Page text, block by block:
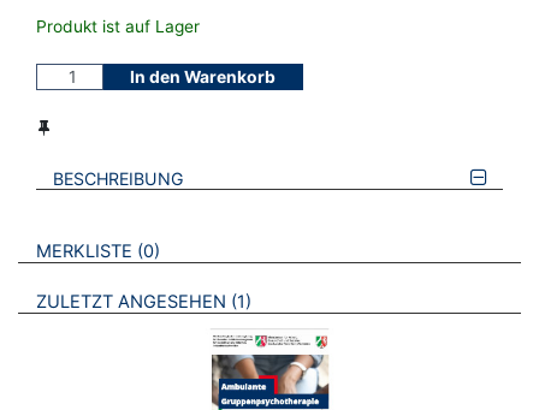
Produkt ist auf Lager
In den Warenkorb
BESCHREIBUNG
VERWEISE AUF VERMERKTE- ODER ZULETZT ANGESEHENE
MERKLISTE 0 BROSCHÜREN
ZULETZT ANGESEHEN 1 BROSCHÜREN